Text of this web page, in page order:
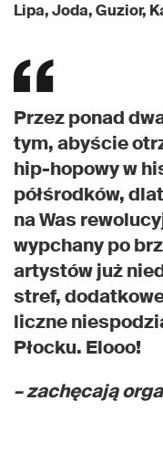
Lipa, Joda, Guzior,
Przez ponad
tym, abyście
hip-hopowy w
półśrodków,
na Was
wypchany po
artystów już
stref,
liczne
Płocku. Elooo!
– zachęcają